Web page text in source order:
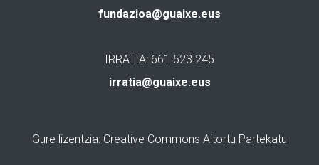
fundazioa@guaixe.eus
IRRATIA: 661 523 245
irratia@guaixe.eus
Gure lizentzia: Creative Commons Aitortu Partekatu